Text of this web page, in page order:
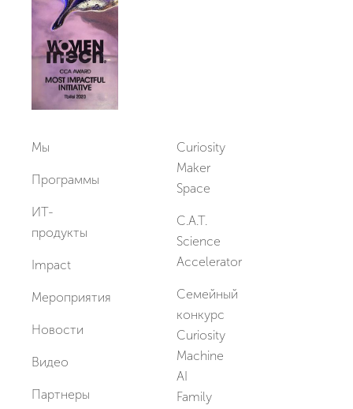
Мы
Программы
ИТ-
продукты
Impact
Мероприятия
Новости
Видео
Партнеры
Curiosity
Maker
Space
C.A.T.
Science
Accelerator
Семейный
конкурс
Curiosity
Machine
AI
Family